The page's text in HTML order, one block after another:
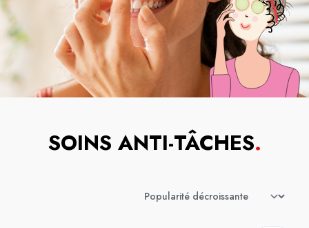
SOINS ANTI-TÂCHES.